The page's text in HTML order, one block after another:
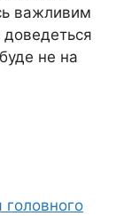
важливим
не на
головного